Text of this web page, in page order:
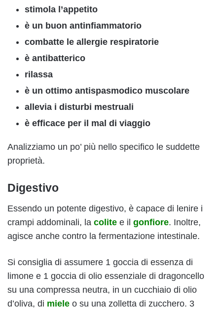
stimola l’appetito
è un buon antinfiammatorio
combatte le allergie respiratorie
è antibatterico
rilassa
è un ottimo antispasmodico muscolare
allevia i disturbi mestruali
è efficace per il mal di viaggio
Analizziamo un po’ più nello specifico le suddette
proprietà.
Digestivo
Essendo un potente digestivo, è capace di lenire i
crampi addominali, la colite e il gonfiore. Inoltre,
agisce anche contro la fermentazione intestinale.
Si consiglia di assumere 1 goccia di essenza di
limone e 1 goccia di olio essenziale di dragoncello
su una compressa neutra, in un cucchiaio di olio
d’oliva, di miele o su una zolletta di zucchero. 3